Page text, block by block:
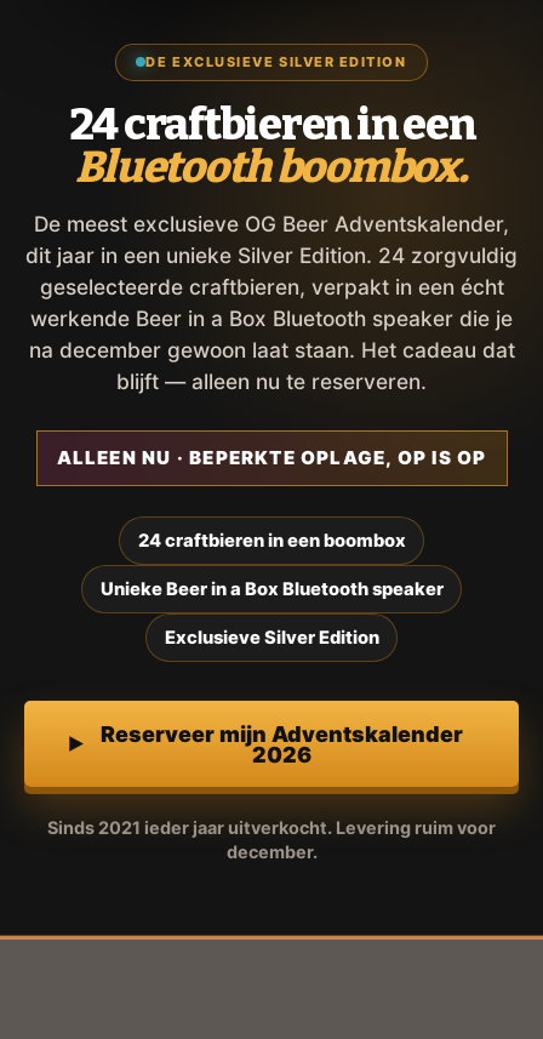
DE EXCLUSIEVE SILVER EDITION
24 craftbieren in een
Bluetooth boombox.
De meest exclusieve OG Beer Adventskalender,
dit jaar in een unieke Silver Edition. 24 zorgvuldig
geselecteerde craftbieren, verpakt in een écht
werkende Beer in a Box Bluetooth speaker die je
na december gewoon laat staan. Het cadeau dat
blijft — alleen nu te reserveren.
ALLEEN NU · BEPERKTE OPLAGE, OP IS OP
24 craftbieren in een boombox
Unieke Beer in a Box Bluetooth speaker
Exclusieve Silver Edition
Reserveer mijn Adventskalender
2026
Sinds 2021 ieder jaar uitverkocht. Levering ruim voor
december.